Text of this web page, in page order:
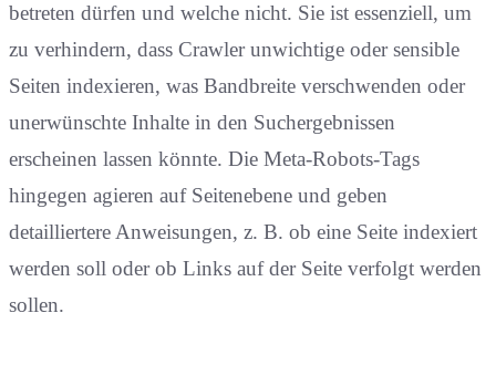
betreten dürfen und welche nicht. Sie ist essenziell, um
zu verhindern, dass Crawler unwichtige oder sensible
Seiten indexieren, was Bandbreite verschwenden oder
unerwünschte Inhalte in den Suchergebnissen
erscheinen lassen könnte. Die Meta-Robots-Tags
hingegen agieren auf Seitenebene und geben
detailliertere Anweisungen, z. B. ob eine Seite indexiert
werden soll oder ob Links auf der Seite verfolgt werden
sollen.